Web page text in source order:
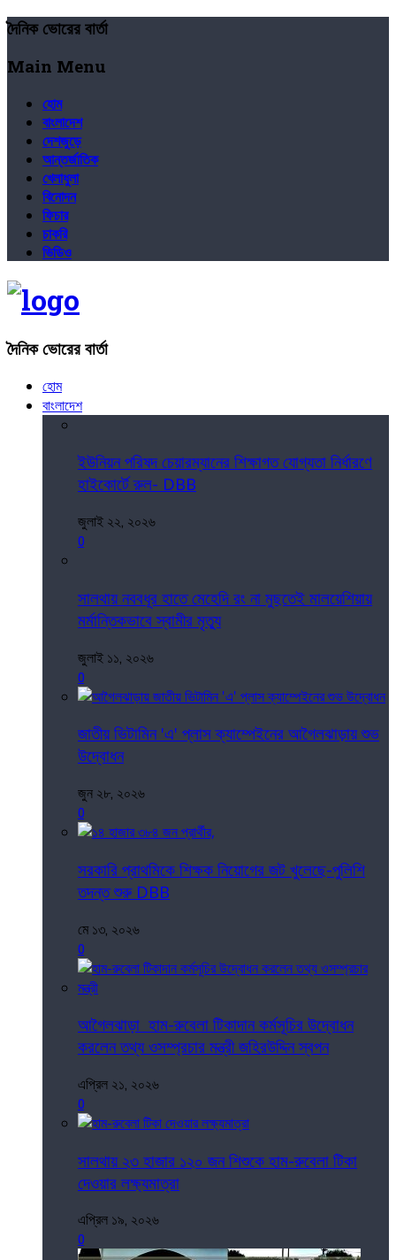
দৈনিক ভোরের বার্তা
Main Menu
হোম
বাংলাদেশ
দেশজুড়ে
আন্তর্জাতিক
খেলাধুলা
বিনোদন
ফিচার
চাকরি
ভিডিও
দৈনিক ভোরের বার্তা
হোম
বাংলাদেশ
ইউনিয়ন পরিষদ চেয়ারম্যানের শিক্ষাগত যোগ্যতা নির্ধারণে
হাইকোর্টে রুল- DBB
জুলাই ২২, ২০২৬
0
সালথায় নববধূর হাতে মেহেদি রং না মুছতেই মালয়েশিয়ায়
মর্মান্তিকভাবে স্বামীর মৃত্যু
জুলাই ১১, ২০২৬
0
জাতীয় ভিটামিন 'এ' প্লাস ক্যাম্পেইনের আগৈলঝাড়ায় শুভ
উদ্বোধন
জুন ২৮, ২০২৬
0
সরকারি প্রাথমিকে শিক্ষক নিয়োগের জট খুলেছে-পুলিশি
তদন্ত শুরু DBB
মে ১৩, ২০২৬
0
আগৈলঝাড়া হাম-রুবেলা টিকাদান কর্মসূচির উদ্বোধন
করলেন তথ্য ওসম্প্রচার মন্ত্রী জহিরউদ্দিন স্বপন
এপ্রিল ২১, ২০২৬
0
সালথায় ২৩ হাজার ১২০ জন শিশুকে হাম-রুবেলা টিকা
দেওয়ার লক্ষ্যমাত্রা
এপ্রিল ১৯, ২০২৬
0